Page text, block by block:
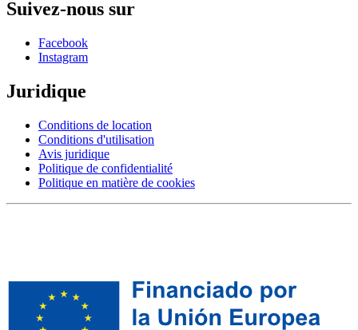
Suivez-nous sur
Facebook
Instagram
Juridique
Conditions de location
Conditions d'utilisation
Avis juridique
Politique de confidentialité
Politique en matière de cookies